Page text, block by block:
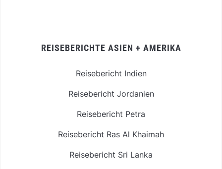
REISEBERICHTE ASIEN + AMERIKA
Reisebericht Indien
Reisebericht Jordanien
Reisebericht Petra
Reisebericht Ras Al Khaimah
Reisebericht Sri Lanka